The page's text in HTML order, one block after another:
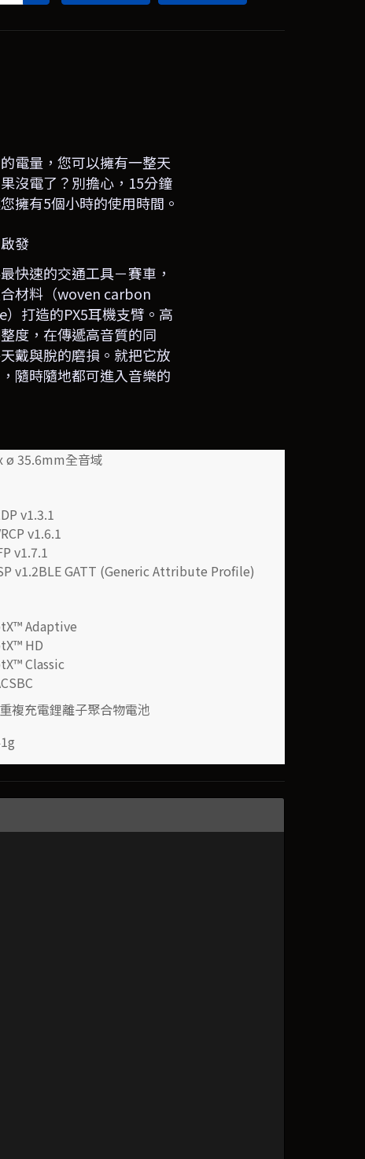
電量，您可以擁有一整天
沒電了？別擔心， 15分鐘
擁有5個小時的使用時間。
發
快速的交通工具－賽車，
材料（woven carbon
）打造的PX5耳機支臂。高
度，在傳遞高音質的同
戴與脫的磨損。就把它放
隨時隨地都可進入音樂的
ø 35.6mm全音域
v1.3.1
v1.6.1
v1.7.1
v1.2BLE GATT (Generic Attribute Profile)
Adaptive
HD
Classic
複充電鋰離子聚合物電池